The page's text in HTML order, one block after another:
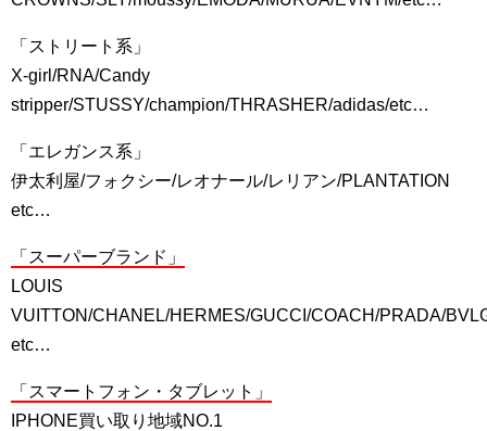
「ストリート系」
X-girl/RNA/Candy
stripper/STUSSY/champion/THRASHER/adidas/etc…
「エレガンス系」
伊太利屋/フォクシー/レオナール/レリアン/PLANTATION
etc…
「スーパーブランド」
LOUIS
VUITTON/CHANEL/HERMES/GUCCI/COACH/PRADA/
etc…
「スマートフォン・タブレット」
IPHONE買い取り地域NO.1